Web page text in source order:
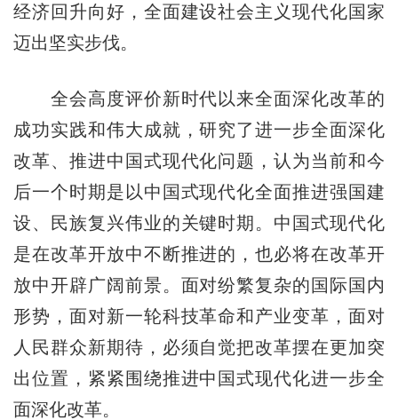
经济回升向好，全面建设社会主义现代化国家
迈出坚实步伐。
全会高度评价新时代以来全面深化改革的
成功实践和伟大成就，研究了进一步全面深化
改革、推进中国式现代化问题，认为当前和今
后一个时期是以中国式现代化全面推进强国建
设、民族复兴伟业的关键时期。中国式现代化
是在改革开放中不断推进的，也必将在改革开
放中开辟广阔前景。面对纷繁复杂的国际国内
形势，面对新一轮科技革命和产业变革，面对
人民群众新期待，必须自觉把改革摆在更加突
出位置，紧紧围绕推进中国式现代化进一步全
面深化改革。